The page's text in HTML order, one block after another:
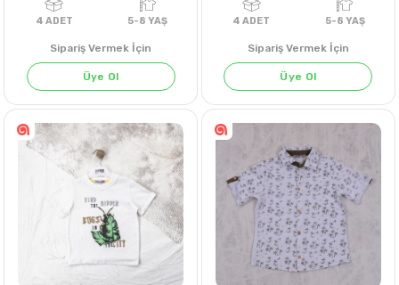
HARDAL
4 ADET 5-8 YAŞ
Sipariş Vermek İçin
Üye Ol
BEJ
ADET
Sipariş Vermek İçin
Üye Ol